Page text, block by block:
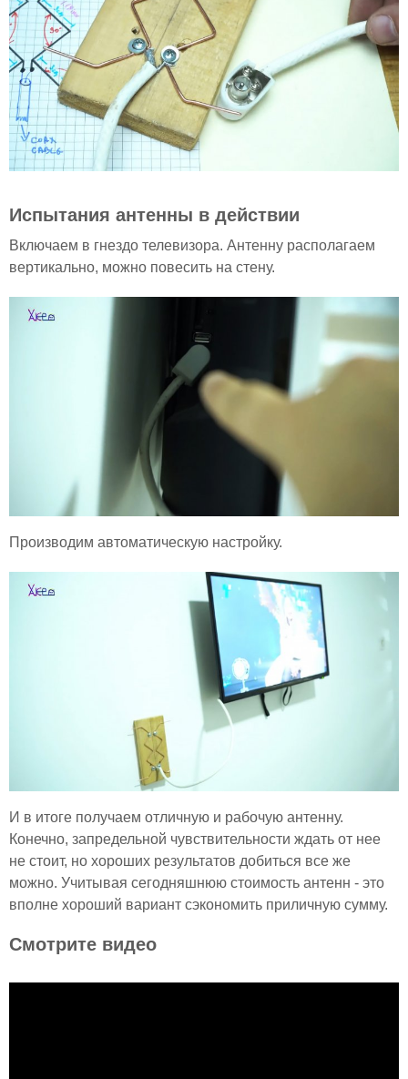
Испытания антенны в действии
Включаем в гнездо телевизора. Антенну располагаем
вертикально, можно повесить на стену.
Производим автоматическую настройку.
И в итоге получаем отличную и рабочую антенну.
Конечно, запредельной чувствительности ждать от нее
не стоит, но хороших результатов добиться все же
можно. Учитывая сегодняшнюю стоимость антенн - это
вполне хороший вариант сэкономить приличную сумму.
Смотрите видео